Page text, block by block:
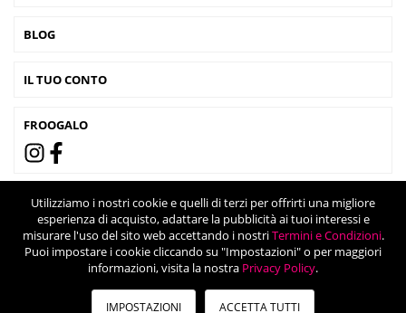
Utilizziamo i nostri cookie e quelli di terzi per offrirti una migliore
esperienza di acquisto, adattare la pubblicità ai tuoi interessi e
misurare l'uso del sito web accettando i nostriTermini e Condizioni.
Puoi impostare i cookie cliccando su "Impostazioni" o per maggiori
informazioni, visita la nostra Privacy Policy.
IMPOSTAZIONI ACCETTA TUTTI
BLOG
IL TUO CONTO
FROOGALO